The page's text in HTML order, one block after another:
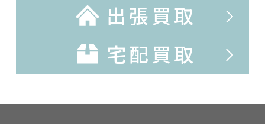
出張買取
宅配買取